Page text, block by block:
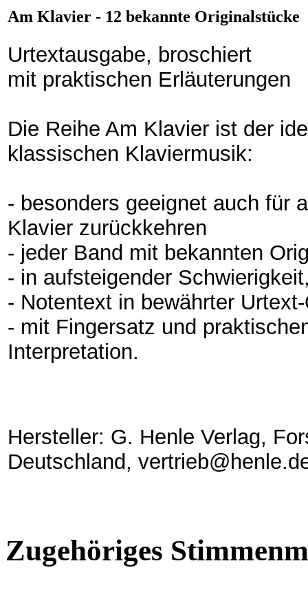
Am Klavier - 12 bekannte Originalstücke
Urtextausgabe, broschiert
mit praktischen Erläuterungen
Die Reihe Am Klavier ist der
klassischen Klaviermusik:
- besonders geeignet auch für
Klavier zurückkehren
- jeder Band mit bekannten
- in aufsteigender
- Notentext in bewährter
- mit Fingersatz und
Interpretation.
Hersteller: G. Henle Verlag,
Deutschland,
Zugehöriges